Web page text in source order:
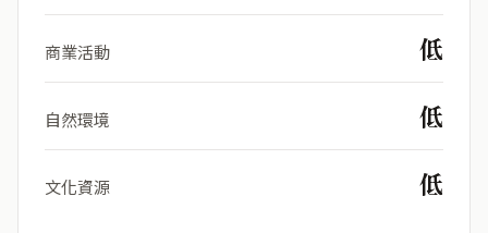
商業活動 低
自然環境 低
文化資源 低